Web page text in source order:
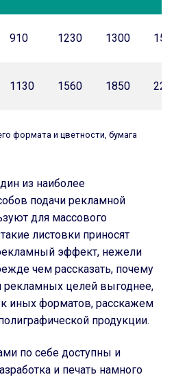
910 1230 1300
1130 1560 1850
формата и цветности, бумага
из наиболее
подачи рекламной
для массового
листовки приносят
эффект, нежели
чем рассказать, почему
рекламных целей выгоднее,
иных форматов, расскажем
продукции.
по себе доступны и
и печать намного